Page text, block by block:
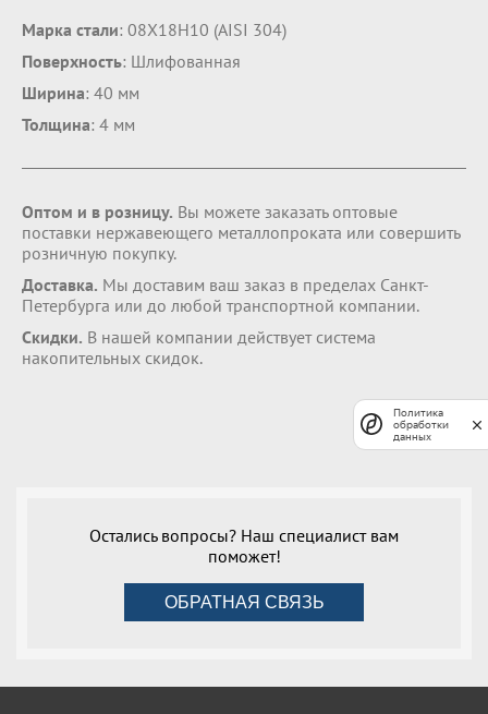
Марка стали: 08Х18Н10 (AISI 304)
Поверхность: Шлифованная
Ширина: 40 мм
Толщина: 4 мм
Оптом и в розницу. Вы можете заказать оптовые
поставки нержавеющего металлопроката или совершить
розничную покупку.
Доставка. Мы доставим ваш заказ в пределах Санкт-
Петербурга или до любой транспортной компании.
Скидки. В нашей компании действует система
накопительных скидок.
Остались вопросы? Наш специалист вам
поможет!
ОБРАТНАЯ СВЯЗЬ
Политика
обработки
данных